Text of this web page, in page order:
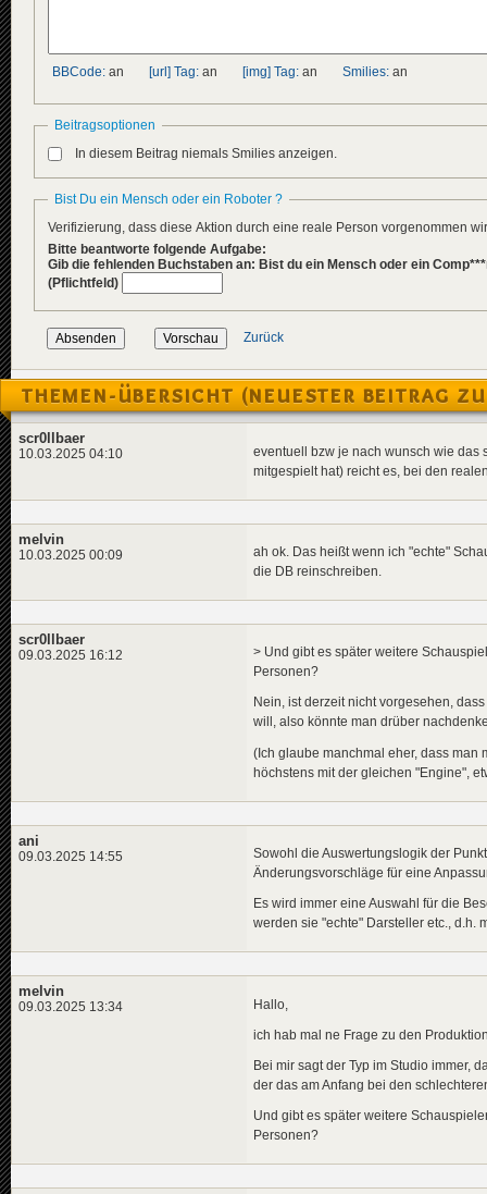
BBCode: an [url] Tag: an [img] Tag: an Smilies: an
Beitragsoptionen
In diesem Beitrag niemals Smilies anzeigen.
Bist Du ein Mensch oder ein Roboter ?
Verifizierung, dass diese Aktion durch eine reale Person vorgenommen
Bitte beantworte folgende Aufgabe:
Gib die fehlenden Buchstaben an: Bist du ein Mensch oder ein
(Pflichtfeld)
Zurück
THEMEN-ÜBERSICHT (NEUESTER BEITRAG
scr0llbaer
10.03.2025 04:10
eventuell bzw je nach wunsch wie das
mitgespielt hat) reicht es, bei den
melvin
10.03.2025 00:09
ah ok. Das heißt wenn ich "echte"
die DB reinschreiben.
scr0llbaer
09.03.2025 16:12
> Und gibt es später weitere
Personen?
Nein, ist derzeit nicht vorgesehen,
will, also könnte man drüber
(Ich glaube manchmal eher, dass
höchstens mit der gleichen "Engine",
ani
09.03.2025 14:55
Sowohl die Auswertungslogik der
Änderungsvorschläge für eine
Es wird immer eine Auswahl für die
werden sie "echte" Darsteller etc., d.h.
melvin
09.03.2025 13:34 Hallo,
ich hab mal ne Frage zu den
Bei mir sagt der Typ im Studio immer,
der das am Anfang bei den
Und gibt es später weitere
Personen?